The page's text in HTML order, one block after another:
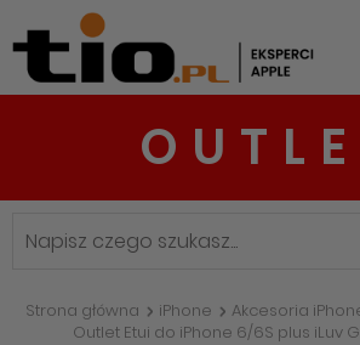
Strona główna iPhone Akcesoria
Outlet Etui do iPhone 6/6S plus iLuv